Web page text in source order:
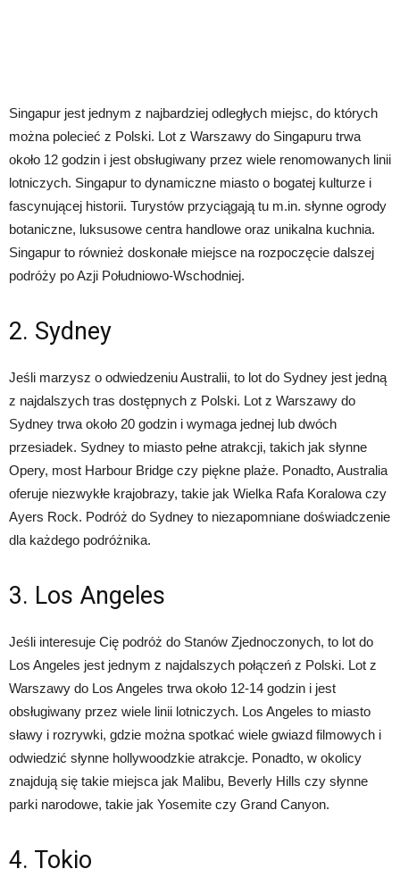
Singapur jest jednym z najbardziej odległych miejsc, do których
można polecieć z Polski. Lot z Warszawy do Singapuru trwa
około 12 godzin i jest obsługiwany przez wiele renomowanych linii
lotniczych. Singapur to dynamiczne miasto o bogatej kulturze i
fascynującej historii. Turystów przyciągają tu m.in. słynne ogrody
botaniczne, luksusowe centra handlowe oraz unikalna kuchnia.
Singapur to również doskonałe miejsce na rozpoczęcie dalszej
podróży po Azji Południowo-Wschodniej.
2. Sydney
Jeśli marzysz o odwiedzeniu Australii, to lot do Sydney jest jedną
z najdalszych tras dostępnych z Polski. Lot z Warszawy do
Sydney trwa około 20 godzin i wymaga jednej lub dwóch
przesiadek. Sydney to miasto pełne atrakcji, takich jak słynne
Opery, most Harbour Bridge czy piękne plaże. Ponadto, Australia
oferuje niezwykłe krajobrazy, takie jak Wielka Rafa Koralowa czy
Ayers Rock. Podróż do Sydney to niezapomniane doświadczenie
dla każdego podróżnika.
3. Los Angeles
Jeśli interesuje Cię podróż do Stanów Zjednoczonych, to lot do
Los Angeles jest jednym z najdalszych połączeń z Polski. Lot z
Warszawy do Los Angeles trwa około 12-14 godzin i jest
obsługiwany przez wiele linii lotniczych. Los Angeles to miasto
sławy i rozrywki, gdzie można spotkać wiele gwiazd filmowych i
odwiedzić słynne hollywoodzkie atrakcje. Ponadto, w okolicy
znajdują się takie miejsca jak Malibu, Beverly Hills czy słynne
parki narodowe, takie jak Yosemite czy Grand Canyon.
4. Tokio